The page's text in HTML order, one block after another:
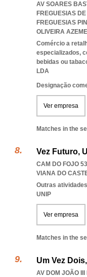
AV SOARES
FREGUESIAS
FREGUESIAS
OLIVEIRA
Comércio a
especializados,
bebidas ou
LDA
Designação
Ver empresa
Matches in the
Vez Futuro,
CAM DO FOJO
VIANA DO
Outras
UNIP
Ver empresa
Matches in the
Um Vez
AV DOM JOÃO